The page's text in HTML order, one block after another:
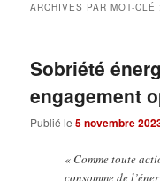
ARCHIVES PAR MOT-
Sobriété
engagement
Publié le5 novembre
« Comme toute
consomme de